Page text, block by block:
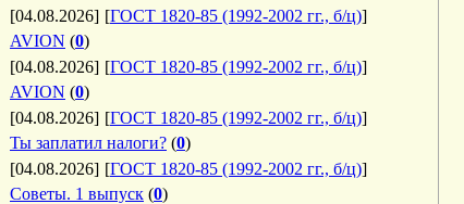
[04.08.2026] [ГОСТ 1820-85 (1992-2002 гг., б/ц)]
AVION (0)
[04.08.2026] [ГОСТ 1820-85 (1992-2002 гг., б/ц)]
AVION (0)
[04.08.2026] [ГОСТ 1820-85 (1992-2002 гг., б/ц)]
Ты заплатил налоги? (0)
[04.08.2026] [ГОСТ 1820-85 (1992-2002 гг., б/ц)]
Советы. 1 выпуск (0)